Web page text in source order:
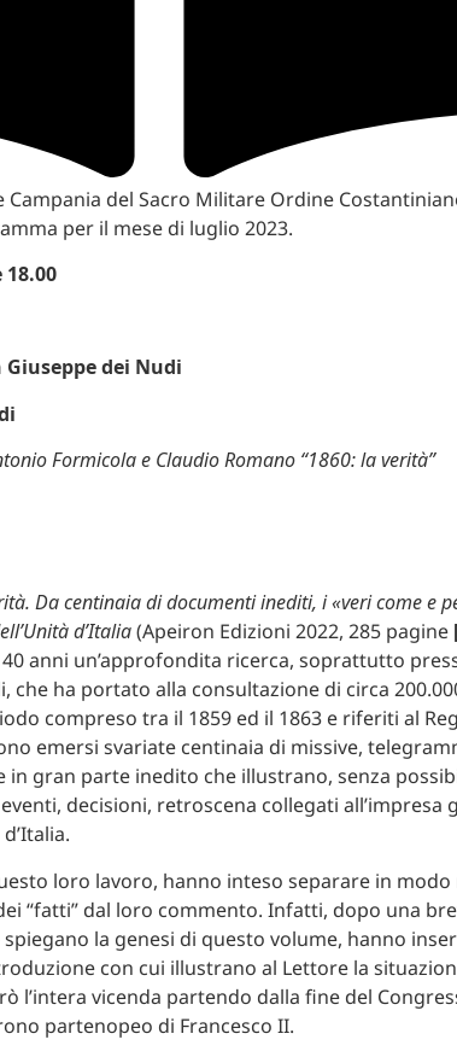
Campania del Sacro Militare Ordine
per il mese di luglio 2023.
dei Nudi
Formicola e Claudio Romano “1860: la verità”
Da centinaia di documenti inediti, i «veri come e
d’Italia(Apeiron Edizioni 2022, 285 pagine
anni un’approfondita ricerca, soprattutto
che ha portato alla consultazione di circa
compreso tra il 1859 ed il 1863 e riferiti al
emersi svariate centinaia di missive,
in gran parte inedito che illustrano, senza
decisioni, retroscena collegati all’impresa
loro lavoro, hanno inteso separare in
“fatti” dal loro commento. Infatti, dopo una
la genesi di questo volume, hanno
con cui illustrano al Lettore la
l’intera vicenda partendo dalla fine del
partenopeo di Francesco II.